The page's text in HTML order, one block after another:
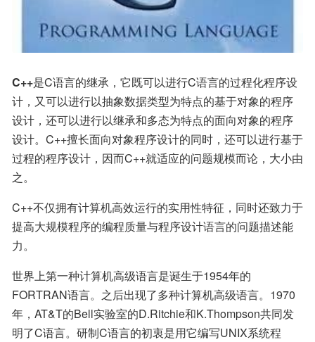
C++是C语言的继承，它既可以进行C语言的过程化程序设
计，又可以进行以抽象数据类型为特点的基于对象的程序
设计，还可以进行以继承和多态为特点的面向对象的程序
设计。C++擅长面向对象程序设计的同时，还可以进行基于
过程的程序设计，因而C++就适应的问题规模而论，大小由
之。
C++不仅拥有计算机高效运行的实用性特征，同时还致力于
提高大规模程序的编程质量与程序设计语言的问题描述能
力。
世界上第一种计算机高级语言是诞生于1954年的
FORTRAN语言。之后出现了多种计算机高级语言。1970
年，AT&T的Bell实验室的D.Ritchie和K.Thompson共同发
明了C语言。研制C语言的初衷是用它编写UNIX系统程